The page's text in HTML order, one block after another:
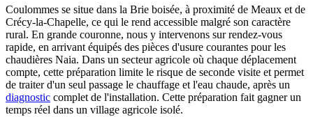
Coulommes se situe dans la Brie boisée, à proximité de Meaux et de
Crécy-la-Chapelle, ce qui le rend accessible malgré son caractère
rural. En grande couronne, nous y intervenons sur rendez-vous
rapide, en arrivant équipés des pièces d'usure courantes pour les
chaudières Naia. Dans un secteur agricole où chaque déplacement
compte, cette préparation limite le risque de seconde visite et permet
de traiter d'un seul passage le chauffage et l'eau chaude, après un
diagnostic complet de l'installation. Cette préparation fait gagner un
temps réel dans un village agricole isolé.